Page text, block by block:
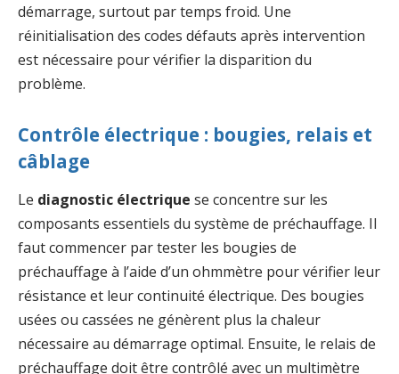
démarrage, surtout par temps froid. Une
réinitialisation des codes défauts après intervention
est nécessaire pour vérifier la disparition du
problème.
Contrôle électrique : bougies, relais et
câblage
Le diagnostic électrique se concentre sur les
composants essentiels du système de préchauffage. Il
faut commencer par tester les bougies de
préchauffage à l’aide d’un ohmmètre pour vérifier leur
résistance et leur continuité électrique. Des bougies
usées ou cassées ne génèrent plus la chaleur
nécessaire au démarrage optimal. Ensuite, le relais de
préchauffage doit être contrôlé avec un multimètre